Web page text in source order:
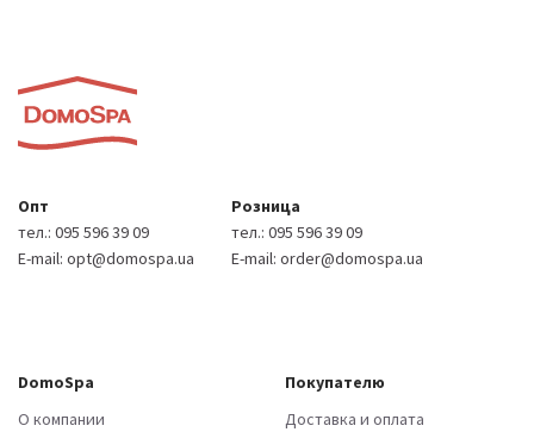
Опт
тел.: 095 596 39 09
E-mail: opt@domospa.ua
Розница
тел.: 095 596 39 09
E-mail: order@domospa.ua
DomoSpa
О компании
Покупателю
Доставка и оплата